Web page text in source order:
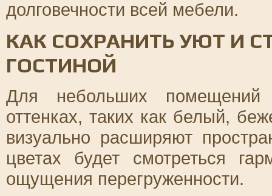
долговечности всей мебели.
КАК СОХРАНИТЬ УЮТ И
ГОСТИНОЙ
Для небольших
оттенках, таких как белый,
визуально расширяют
цветах будет смотреться
ощущения перегруженности.